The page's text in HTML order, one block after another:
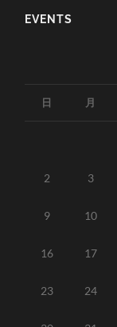
EVENTS
日 月
2 3
9 10
16 17
23 24